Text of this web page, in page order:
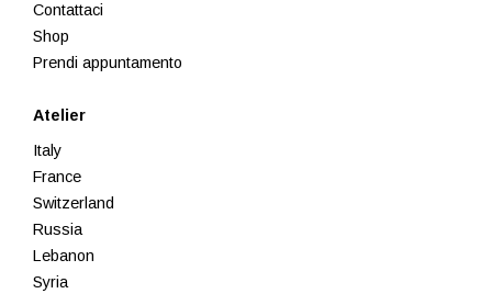
Contattaci
Shop
Prendi appuntamento
Atelier
Italy
France
Switzerland
Russia
Lebanon
Syria